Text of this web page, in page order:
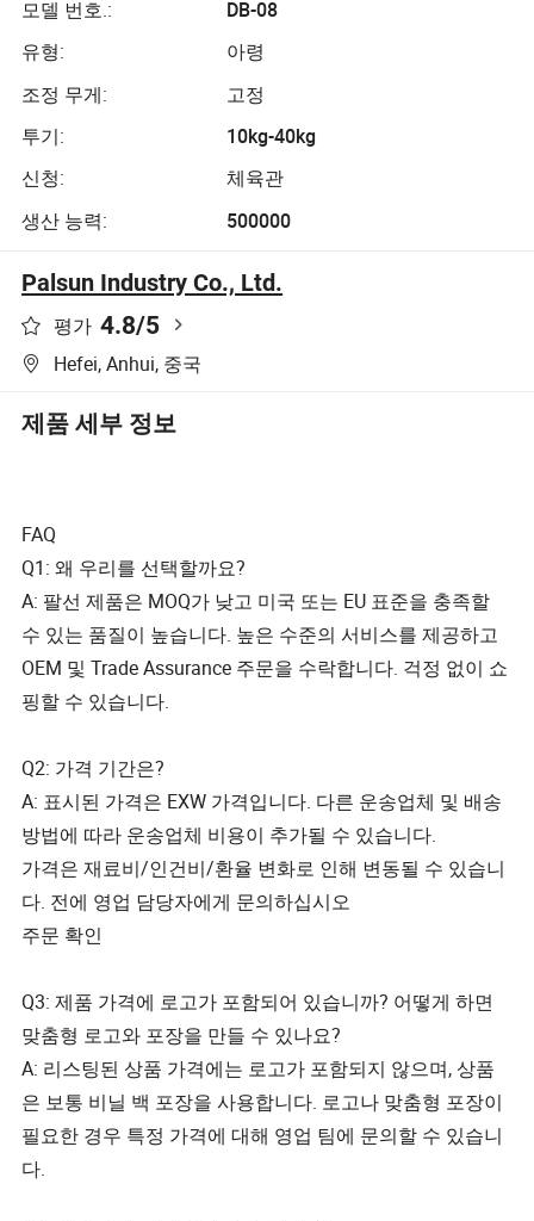
모델 번호.:
DB-08
유형:
아령
조정 무게:
고정
투기:
10kg-40kg
신청:
체육관
생산 능력:
500000
Palsun Industry Co., Ltd.
평가 4.8/5
Hefei, Anhui, 중국
제품 세부 정보
FAQ
Q1: 왜 우리를 선택할까요?
A: 팔선 제품은 MOQ가 낮고 미국 또는 EU 표준을 충족할
수 있는 품질이 높습니다. 높은 수준의 서비스를 제공하고
OEM 및 Trade Assurance 주문을 수락합니다. 걱정 없이 쇼
핑할 수 있습니다.
Q2: 가격 기간은?
A: 표시된 가격은 EXW 가격입니다. 다른 운송업체 및 배송
방법에 따라 운송업체 비용이 추가될 수 있습니다.
가격은 재료비/인건비/환율 변화로 인해 변동될 수 있습니
다. 전에 영업 담당자에게 문의하십시오
주문 확인
Q3: 제품 가격에 로고가 포함되어 있습니까? 어떻게 하면
맞춤형 로고와 포장을 만들 수 있나요?
A: 리스팅된 상품 가격에는 로고가 포함되지 않으며, 상품
은 보통 비닐 백 포장을 사용합니다. 로고나 맞춤형 포장이
필요한 경우 특정 가격에 대해 영업 팀에 문의할 수 있습니
다.